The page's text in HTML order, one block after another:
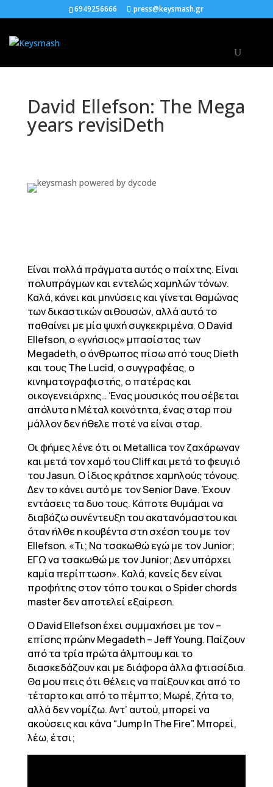
6949256666 press@keysmash.gr
David Ellefson: The Mega
years revisiDeth
Είναι πολλά πράγματα αυτός ο παίχτης. Είναι
πολυπράγμων και εντελώς χαμηλών τόνων.
Καλά, κάνει και μηνύσεις και γίνεται θαμώνας
των δικαστικών αιθουσών, αλλά αυτό το
παθαίνει με μία ψυχή συγκεκριμένα. Ο David
Ellefson, ο «γνήσιος» μπασίστας των
Megadeth, o άνθρωπος πίσω από τους Dieth
και τους The Lucid, ο συγγραφέας, ο
κινηματογραφιστής, ο πατέρας και
οικογενειάρχης… Ένας μουσικός που σέβεται
απόλυτα η Μέταλ κοινότητα, ένας σταρ που
μάλλον δεν ήθελε ποτέ να είναι σταρ.
Οι φήμες λένε ότι οι Metallica τον ζαχάρωναν
και μετά τον χαμό του Cliff και μετά το φευγιό
του Jasun. Ο ίδιος κράτησε χαμηλούς τόνους.
Δεν το κάνει αυτό με τον Senior Dave. Έχουν
εντάσεις τα δυο τους. Κάποτε θυμάμαι να
διαβάζω συνέντευξη του ακατανόμαστου και
όταν ήλθε η κουβέντα στη σχέση του με τον
Ellefson. «Τι; Να τσακωθώ εγώ με τον Junior;
ΕΓΩ να τσακωθώ με τον Junior; Δεν υπάρχει
καμία περίπτωση». Καλά, κανείς δεν είναι
προφήτης στον τόπο του και ο Spider chords
master δεν αποτελεί εξαίρεση.
Ο David Ellefson έχει συμμαχήσει με τον –
επίσης πρώην Megadeth – Jeff Young. Παίζουν
από τα τρία πρώτα άλμπουμ και το
διασκεδάζουν και με διάφορα άλλα φτιασίδια.
Θα μου πεις ότι θέλεις να παίξουν και από το
τέταρτο και από το πέμπτο; Μωρέ, ζήτα το,
αλλά δεν νομίζω. Αντ’ αυτού, μπορεί να
ακούσεις και κάνα “Jump In The Fire”. Μπορεί,
λέω, έτσι;